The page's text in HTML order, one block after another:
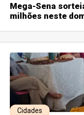
Mega-Sena
milhões neste
Cidades